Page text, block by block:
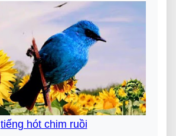
tiếng hót chim ruồi